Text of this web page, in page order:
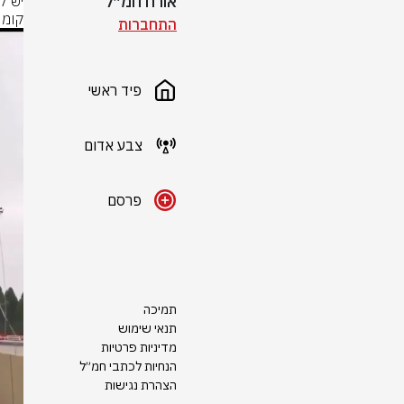
התחברות
פיד ראשי
צבע אדום
פרסם
תמיכה
תנאי שימוש
מדיניות פרטיות
הנחיות לכתבי חמ״ל
הצהרת נגישות